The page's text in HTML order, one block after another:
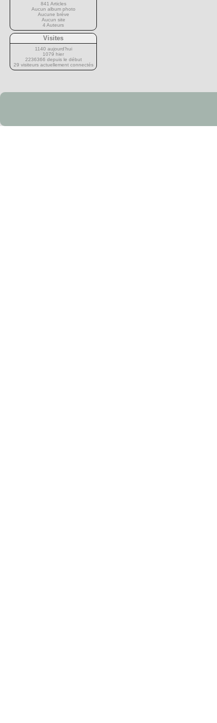
841 Articles
Aucun album photo
Aucune brève
Aucun site
4 Auteurs
Visites
1140 aujourd’hui
1079 hier
2236366 depuis le début
29 visiteurs actuellement connectés